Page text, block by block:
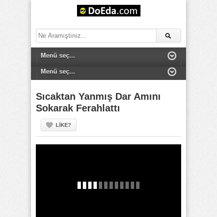
Sıcaktan Yanmış Dar Amını
Sokarak Ferahlattı
LIKE?